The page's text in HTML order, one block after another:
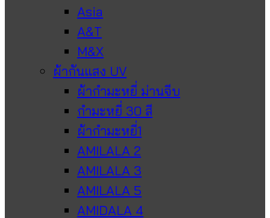
Asia
A&T
M&X
ผ้ากันแสง UV
ผ้ากำมะหยี่ ม่านจีบ
กำมะหยี่ 30 สี
ผ้ากำมะหยี่1
AMILALA 2
AMILALA 3
AMILALA 5
AMIDALA 4